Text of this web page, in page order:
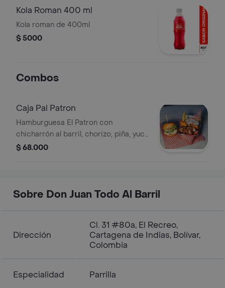
Kola Roman 400 ml
Kola roman de 400ml
$ 5000
Combos
Caja Pal Patron
Hamburguesa El Patron con
chicharrón al barril, chorizo, piña, yuca
y limón.
$ 68.000
Sobre Don Juan Todo Al Barril
Dirección
Cl. 31 #80a, El Recreo,
Cartagena de Indias, Bolívar,
Colombia
Especialidad Parrilla